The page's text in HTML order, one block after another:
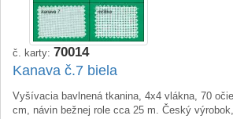
č. karty: 70014
Kanava č.7 biela
Vyšívacia bavlnená tkanina, 4x4 vlákna, 70
cm, návin bežnej role cca 25 m. Český